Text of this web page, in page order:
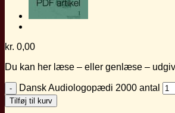
kr. 0,00
Du kan her læse – eller genlæse –
Dansk Audiologopædi 2000 antal
Tilføj til kurv